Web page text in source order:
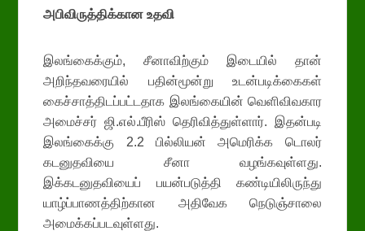
அபிவிருத்திக்கான உதவி
இலங்கைக்கும், சீனாவிற்கும் இடையில் தான்
அறிந்தவரையில் பதின்மூன்று உடன்படிக்கைகள்
கைச்சாத்திடப்பட்டதாக இலங்கையின் வெளிவிவகார
அமைச்சர் ஜி.எல்.பீரிஸ் தெரிவித்துள்ளார். இதன்படி
இலங்கைக்கு 2.2 பில்லியன் அமெரிக்க டொலர்
கடனுதவியை சீனா வழங்கவுள்ளது.
இக்கடனுதவியைப் பயன்படுத்தி கண்டியிலிருந்து
யாழ்ப்பாணத்திற்கான அதிவேக நெடுஞ்சாலை
அமைக்கப்படவுள்ளது.